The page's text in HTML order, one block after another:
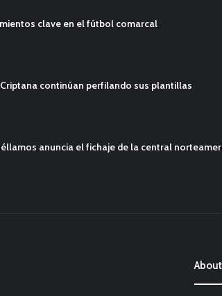
clave en el fútbol comarcal
continúan perfilando sus plantillas
anuncia el fichaje de la central